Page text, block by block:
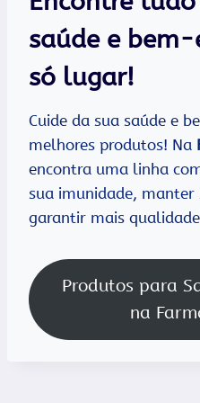
saúde e
só lugar!
Cuide da sua saúde e
melhores produtos! Na
encontra uma linha
sua imunidade, manter
garantir mais
Produtos para
na